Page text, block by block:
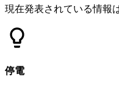
現在発表されている情報
停電